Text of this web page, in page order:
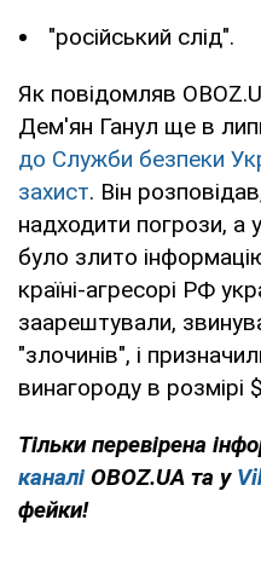
"російський слід".
Як повідомляв
Дем'ян Ганул ще в
до Служби безпеки
захист. Він
надходити погрози, а
було злито
країні-агресорі РФ
заарештували,
"злочинів", і
винагороду в розмірі
Тільки перевірена
каналі OBOZ.UA та у
фейки!